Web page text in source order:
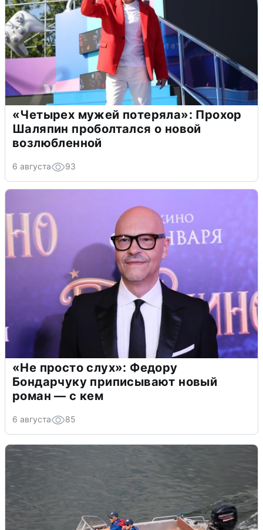
«Четырех мужей потеряла»: Прохор
Шаляпин проболтался о новой
возлюбленной
6 августа 93
«Не просто слух»: Федору
Бондарчуку приписывают новый
роман — с кем
6 августа 85